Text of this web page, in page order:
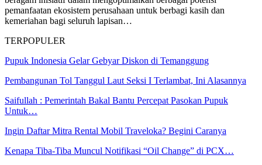
pemanfaatan ekosistem perusahaan untuk berbagi kasih dan
kemeriahan bagi seluruh lapisan…
TERPOPULER
Pupuk Indonesia Gelar Gebyar Diskon di Temanggung
Pembangunan Tol Tanggul Laut Seksi I Terlambat, Ini Alasannya
Saifullah : Pemerintah Bakal Bantu Percepat Pasokan Pupuk
Untuk…
Ingin Daftar Mitra Rental Mobil Traveloka? Begini Caranya
Kenapa Tiba-Tiba Muncul Notifikasi “Oil Change” di PCX…